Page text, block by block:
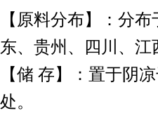
【原料分布】：分
东、贵州、四川、江
【储 存】：置于阴
处。